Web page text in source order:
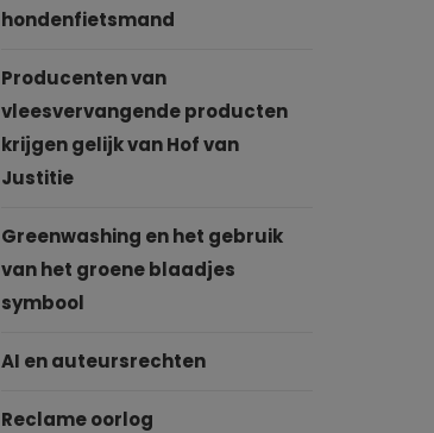
hondenfietsmand
Producenten van
vleesvervangende producten
krijgen gelijk van Hof van
Justitie
Greenwashing en het gebruik
van het groene blaadjes
symbool
AI en auteursrechten
Reclame oorlog